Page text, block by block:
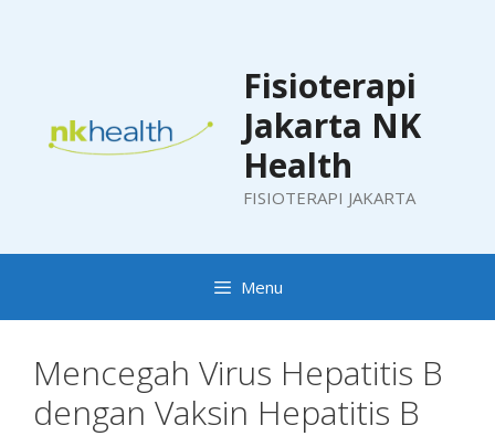
Fisioterapi
Jakarta NK
Health
FISIOTERAPI JAKARTA
Menu
Mencegah Virus Hepatitis B
dengan Vaksin Hepatitis B